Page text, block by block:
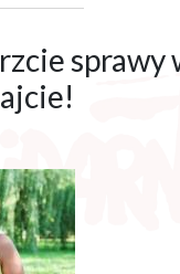
sprawy